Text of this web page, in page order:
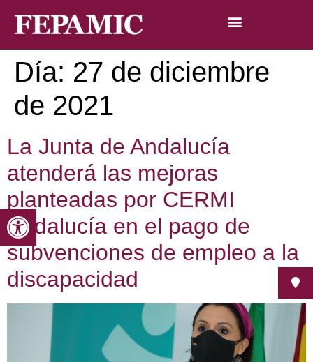
Abrir barra de herramientas
Día: 27 de diciembre
de 2021
La Junta de Andalucía
atenderá las mejoras
planteadas por CERMI
Andalucía en el pago de
subvenciones de empleo a la
discapacidad